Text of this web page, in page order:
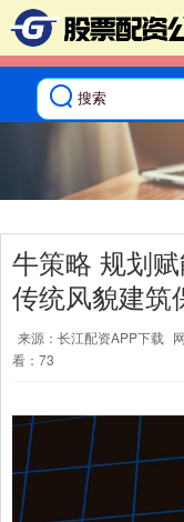
牛策略 规划
传统风貌建筑
来源：长江配资APP下载
看：73